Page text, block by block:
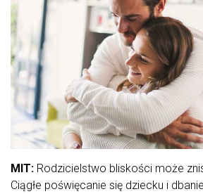
MIT: Rodzicielstwo bliskości może
Ciągłe poświęcanie się dziecku i